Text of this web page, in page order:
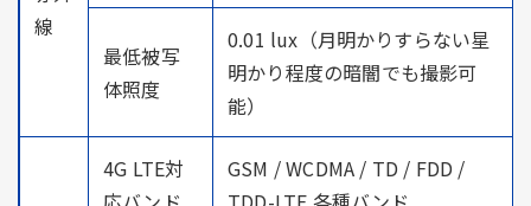
線
最低被写
体照度
0.01 lux（月明かりすらない星
明かり程度の暗闇でも撮影可
能）
4G LTE対
GSM / WCDMA / TD / FDD /